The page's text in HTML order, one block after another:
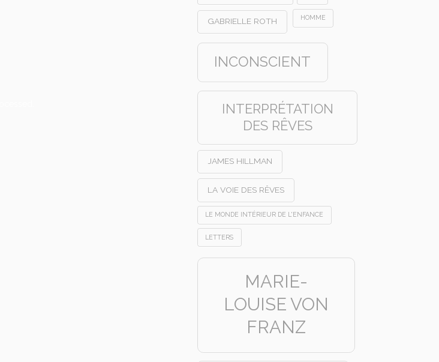
GABRIELLE ROTH HOMME
INCONSCIENT
INTERPRÉTATION
DES RÊVES
JAMES HILLMAN
LA VOIE DES RÊVES
LE MONDE INTÉRIEUR DE L'ENFANCE
LETTERS
MARIE-
LOUISE VON
FRANZ